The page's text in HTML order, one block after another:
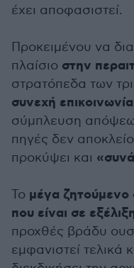
έχει αποφασιστεί.
Προκειμένου να
πλαίσιο στην
στρατόπεδα των
συνεχή επικοινωνία
σύμπλευση
πηγές δεν
προκύψει και
Το μέγα ζητούμενο
που είναι σε
προχθές βράδυ
εμφανιστεί τελικά